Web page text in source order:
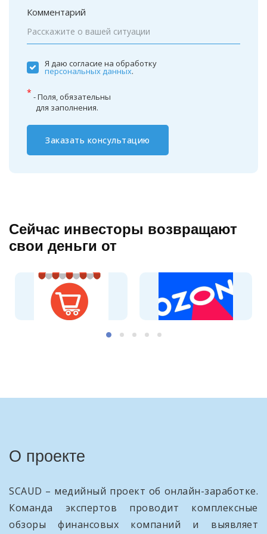
Комментарий
Я даю согласие на обработку
персональных данных.
* - Поля, обязательны
для заполнения.
Заказать консультацию
Сейчас инвесторы возвращают
свои деньги от
О проекте
SCAUD – медийный проект об онлайн-заработке.
Команда экспертов проводит комплексные
обзоры финансовых компаний и выявляет